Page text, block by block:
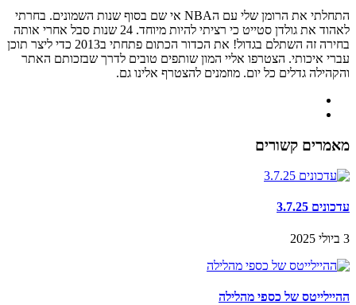
התחלתי את הרומן שלי עם הNBA אי שם בסוף שנות השמונים. בחרתי
לאהוד את גולדן סטייט כי רציתי להיות מיוחד. 24 שנות סבל אחרי אותה
בחירה זה השתלם בגדול! את הכדור הכתום פתחתי ב2013 כדי ליצר תוכן
עברי איכותי. הצטרפו אליי המון שותפים טובים לדרך שבזכותם האתר
והקהילה גדלים כל יום. מוזמנים להצטרף אלינו גם.
מאמרים קשורים
עדכונים 3.7.25
3 ביולי 2025
ההיילייטס של כספי מהלילה